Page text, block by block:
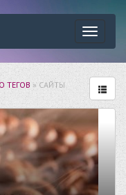
ТЕГОВ» САЙТЫ